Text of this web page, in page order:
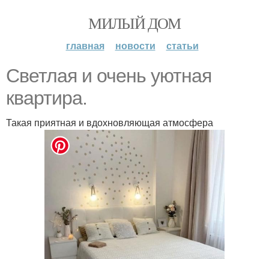
МИЛЫЙ ДОМ
главная новости статьи
Светлая и очень уютная
квартира.
Такая приятная и вдохновляющая атмосфера